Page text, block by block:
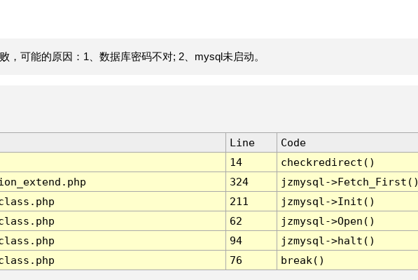
，可能的原因：1、数据库密码不对; 2、mysql未启动。
Line
Code
14
checkredirect()
324
jzmysql-
211
jzmysql->Init()
62
jzmysql->Open()
94
jzmysql->halt()
76 break()